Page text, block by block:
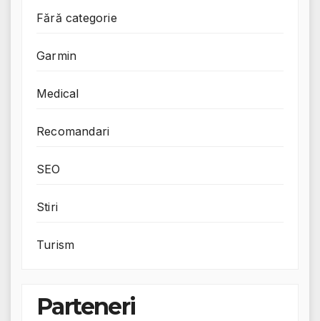
Fără categorie
Garmin
Medical
Recomandari
SEO
Stiri
Turism
Parteneri